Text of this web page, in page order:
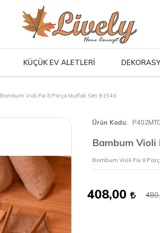
KÜÇÜK EV ALETLERİ
Bambum Violi Fix 8 Parça Mutfak Seti B1546
Ürün Kodu
Bambum
Bambum Violi Fix 8
408,00